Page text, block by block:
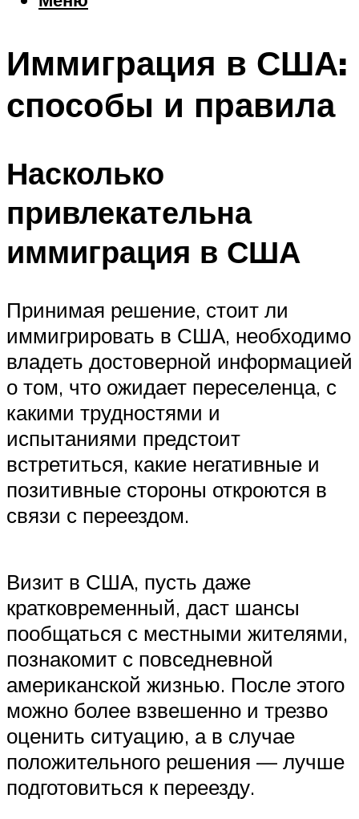
Шоппинг
Что посетить
Иммиграция в США:
способы и правила
Насколько
привлекательна
иммиграция в США
Принимая решение, стоит ли
иммигрировать в США, необходимо
владеть достоверной информацией
о том, что ожидает переселенца, с
какими трудностями и
испытаниями предстоит
встретиться, какие негативные и
позитивные стороны откроются в
связи с переездом.
Визит в США, пусть даже
кратковременный, даст шансы
пообщаться с местными жителями,
познакомит с повседневной
американской жизнью. После этого
можно более взвешенно и трезво
оценить ситуацию, а в случае
положительного решения — лучше
подготовиться к переезду.